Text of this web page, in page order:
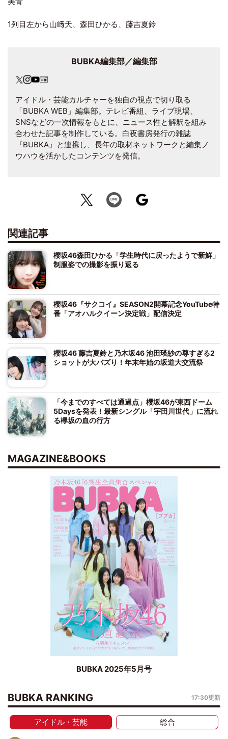
1列目左から山﨑天、森田ひかる、藤吉夏鈴
BUBKA編集部／編集部
アイドル・芸能カルチャーを独自の視点で切り取る
「BUBKA WEB」編集部。テレビ番組、ライブ現場、
SNSなどの一次情報をもとに、ニュース性と解釈を組み
合わせた記事を制作している。白夜書房発行の雑誌
『BUBKA』と連携し、長年の取材ネットワークと編集ノ
ウハウを活かしたコンテンツを発信。
関連記事
櫻坂46森田ひかる「学生時代に戻ったようで新鮮」
制服姿での撮影を振り返る
櫻坂46『サクコイ』SEASON2開幕記念YouTube特
番「アオハルクイーン決定戦」配信決定
櫻坂46 藤吉夏鈴と乃木坂46 池田瑛紗の尊すぎる2
ショットが大バズり！年末年始の坂道大交流祭
「今までのすべては通過点」櫻坂46が東西ドーム
5Daysを発表！最新シングル「宇田川世代」に流れ
る欅坂の血の行方
MAGAZINE&BOOKS
BUBKA 2025年5月号
BUBKA RANKING 17:30更新
アイドル・芸能 総合